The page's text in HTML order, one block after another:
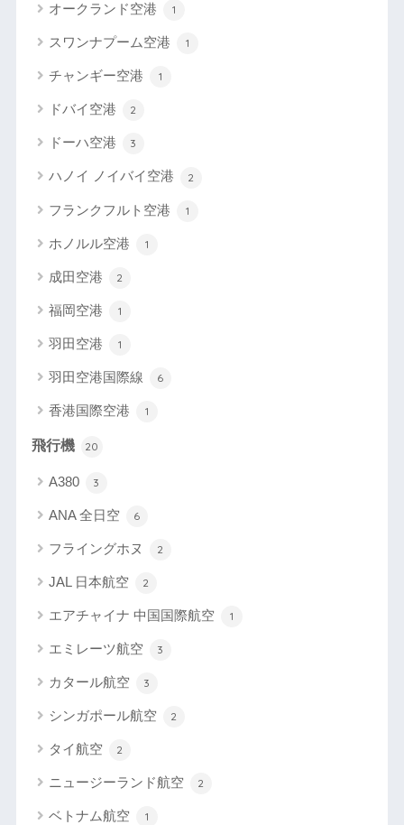
オークランド空港 1
スワンナプーム空港 1
チャンギー空港 1
ドバイ空港 2
ドーハ空港 3
ハノイ ノイバイ空港 2
フランクフルト空港 1
ホノルル空港 1
成田空港 2
福岡空港 1
羽田空港 1
羽田空港国際線 6
香港国際空港 1
飛行機 20
A380 3
ANA 全日空 6
フライングホヌ 2
JAL 日本航空 2
エアチャイナ 中国国際航空 1
エミレーツ航空 3
カタール航空 3
シンガポール航空 2
タイ航空 2
ニュージーランド航空 2
ベトナム航空 1